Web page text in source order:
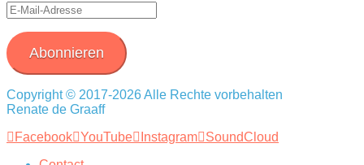
E-
Mail-
Adresse
Abonnieren
Copyright © 2017-2026 Alle Rechte vorbehalten
Renate de Graaff
Facebook YouTube Instagram
SoundCloud